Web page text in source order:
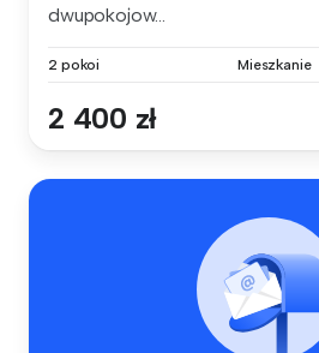
dwupokojow...
2 pokoi Mieszkanie
2 400 zł